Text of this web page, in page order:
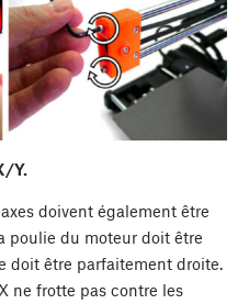
Y.
doivent également être
poulie du moteur doit être
doit être parfaitement droite.
ne frotte pas contre les